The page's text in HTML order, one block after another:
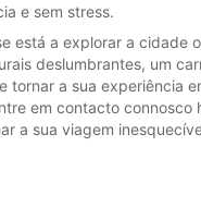
e sem stress.
está a explorar a cidade
deslumbrantes, um
tornar a sua experiência
em contacto connosco
a sua viagem